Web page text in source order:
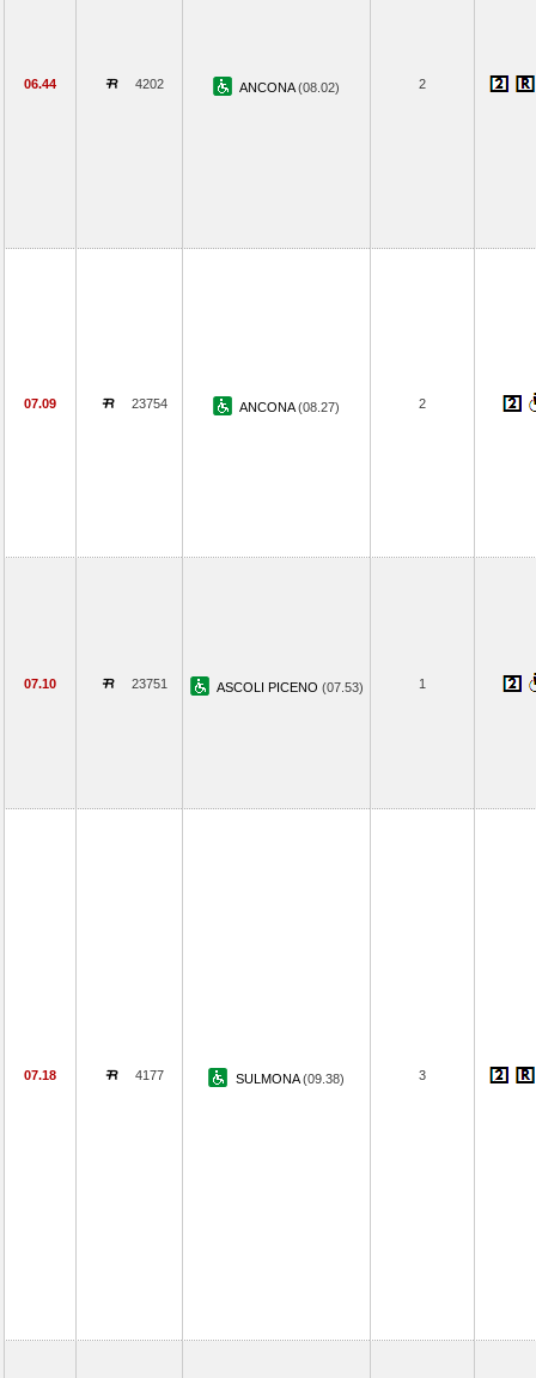
06.44 4202 ANCONA(08.02) 2
07.09 23754 ANCONA(08.27) 2
07.10 23751 ASCOLI PICENO (07.53) 1
07.18 4177 SULMONA(09.38) 3